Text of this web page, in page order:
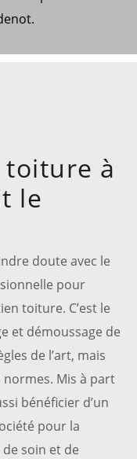
toiture à
le
doute avec le
pour
toiture. C’est le
et démoussage de
de l’art, mais
Mis à part
bénéficier d’un
pour la
soin et de